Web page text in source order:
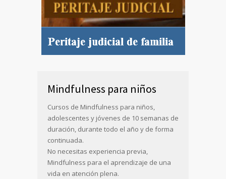
Mindfulness para niños
Cursos de Mindfulness para niños,
adolescentes y jóvenes de 10 semanas de
duración, durante todo el año y de forma
continuada.
No necesitas experiencia previa,
Mindfulness para el aprendizaje de una
vida en atención plena.